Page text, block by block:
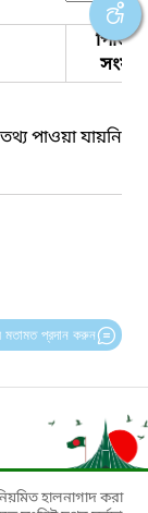
পাওয়া যায়নি।
মতামত প্রদান করুন
হালনাগাদ করা